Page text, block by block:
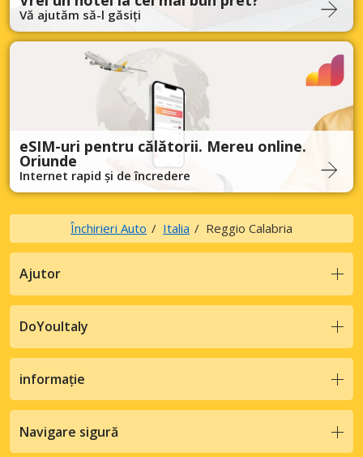
Vă ajutăm să-l găsiți
eSIM-uri pentru călătorii. Mereu online.
Oriunde
Internet rapid și de încredere
Închirieri Auto Italia Reggio Calabria
Ajutor
DoYouItaly
informație
Navigare sigură